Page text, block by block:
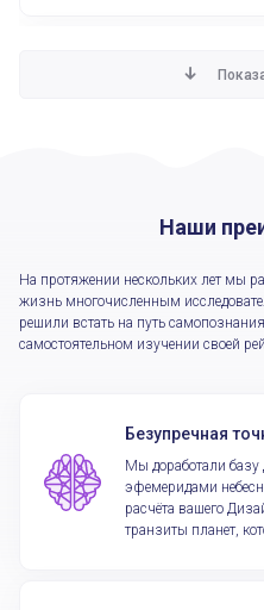
Какие навыки
Как мне
семьёй?
сомнений?
Как правильно
Наши
На протяжении нескольких лет мы
жизнь многочисленным
решили встать на путь
самостоятельном изучении своей
Безупречная
Мы доработали
эфемеридами
расчёта вашего
транзиты планет,